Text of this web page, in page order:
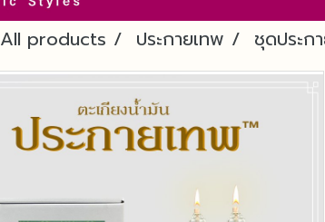
All products ประกายเทพ ชุดประก